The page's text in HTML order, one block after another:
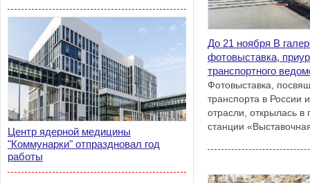
Центр ядерной медицины
"Коммунарки" отпраздновал год
работы
До 21 ноября В
фотовыставка,
транспортного
Фотовыставка,
транспорта в России
отрасли, открылась
станции